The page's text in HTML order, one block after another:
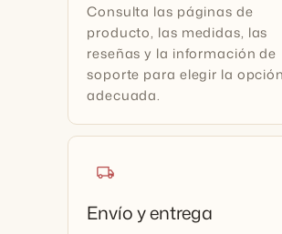
Consulta las páginas de
producto, las medidas, las
reseñas y la información de
soporte para elegir la opción
adecuada.
local_shipping
Envío y entrega